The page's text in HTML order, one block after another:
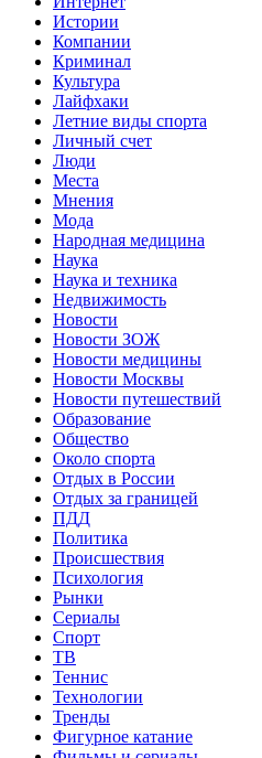
Истории
Компании
Криминал
Культура
Лайфхаки
Летние виды спорта
Личный счет
Люди
Места
Мнения
Мода
Народная медицина
Наука
Наука и техника
Недвижимость
Новости
Новости ЗОЖ
Новости медицины
Новости Москвы
Новости путешествий
Образование
Общество
Около спорта
Отдых в России
Отдых за границей
ПДД
Политика
Происшествия
Психология
Рынки
Сериалы
Спорт
ТВ
Теннис
Технологии
Тренды
Фигурное катание